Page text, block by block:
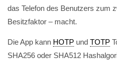
das Telefon des Benutzers zum
Besitzfaktor – macht.
Die App kann HOTP und TOTP
SHA256 oder SHA512